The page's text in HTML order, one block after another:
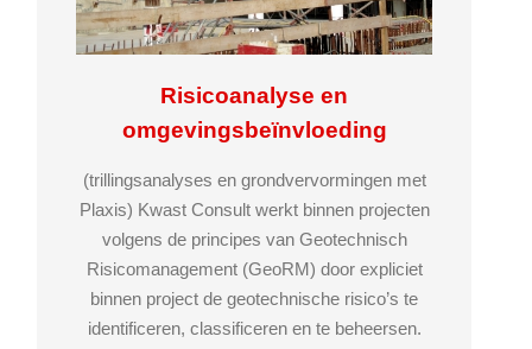
Risicoanalyse en
omgevingsbeïnvloeding
(trillingsanalyses en grondvervormingen met
Plaxis) Kwast Consult werkt binnen projecten
volgens de principes van Geotechnisch
Risicomanagement (GeoRM) door expliciet
binnen project de geotechnische risico’s te
identificeren, classificeren en te beheersen.